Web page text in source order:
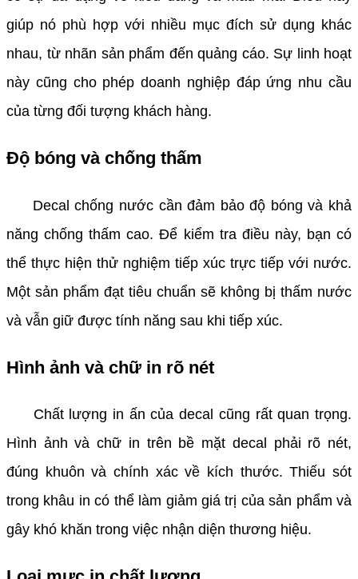
giúp nó phù hợp với nhiều mục đích sử dụng khác
nhau, từ nhãn sản phẩm đến quảng cáo. Sự linh hoạt
này cũng cho phép doanh nghiệp đáp ứng nhu cầu
của từng đối tượng khách hàng.
Độ bóng và chống thấm
Decal chống nước cần đảm bảo độ bóng và khả
năng chống thấm cao. Để kiểm tra điều này, bạn có
thể thực hiện thử nghiệm tiếp xúc trực tiếp với nước.
Một sản phẩm đạt tiêu chuẩn sẽ không bị thấm nước
và vẫn giữ được tính năng sau khi tiếp xúc.
Hình ảnh và chữ in rõ nét
Chất lượng in ấn của decal cũng rất quan trọng.
Hình ảnh và chữ in trên bề mặt decal phải rõ nét,
đúng khuôn và chính xác về kích thước. Thiếu sót
trong khâu in có thể làm giảm giá trị của sản phẩm và
gây khó khăn trong việc nhận diện thương hiệu.